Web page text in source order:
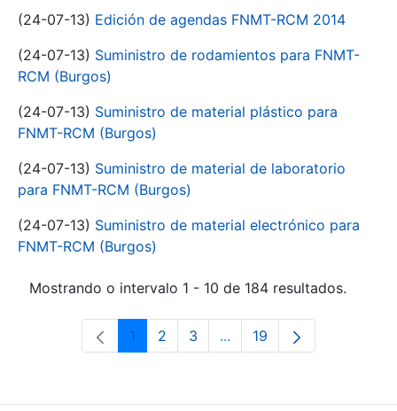
(24-07-13) Edición de agendas FNMT-RCM 2014
(24-07-13) Suministro de rodamientos para FNMT-
RCM (Burgos)
(24-07-13) Suministro de material plástico para
FNMT-RCM (Burgos)
(24-07-13) Suministro de material de laboratorio
para FNMT-RCM (Burgos)
(24-07-13) Suministro de material electrónico para
FNMT-RCM (Burgos)
Mostrando o intervalo 1 - 10 de 184 resultados.
Páxina
1 Páxina
2 Páxina
3 ...Páxinas intermedias Use
Páxina
19